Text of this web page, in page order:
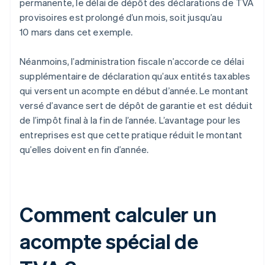
permanente, le délai de dépôt des déclarations de TVA
provisoires est prolongé d’un mois, soit jusqu’au
10 mars dans cet exemple.
Néanmoins, l’administration fiscale n’accorde ce délai
supplémentaire de déclaration qu’aux entités taxables
qui versent un acompte en début d’année. Le montant
versé d’avance sert de dépôt de garantie et est déduit
de l’impôt final à la fin de l’année. L’avantage pour les
entreprises est que cette pratique réduit le montant
qu’elles doivent en fin d’année.
Comment calculer un
acompte spécial de